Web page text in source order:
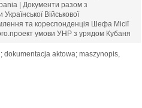
| Документи разом з
Військової
та кореспонденція Шефа Місії
умови УНР з урядом Кубаня
dokumentacja aktowa; maszynopis,